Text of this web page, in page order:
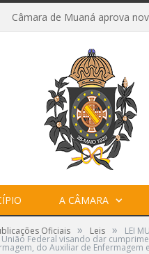
A CÂMARA
Oficiais » Leis » LEI
Federal visando dar
do Auxiliar de Enfermagem